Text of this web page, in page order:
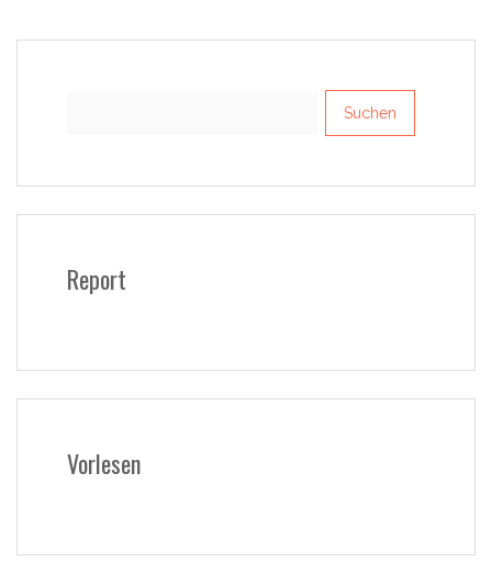
Report
Vorlesen